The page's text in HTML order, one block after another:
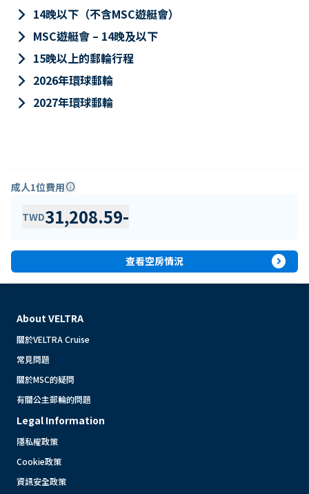
keyboard_arrow_right 14晚以下（不含MSC遊艇會）
keyboard_arrow_right MSC遊艇會 – 14晚及以下
keyboard_arrow_right 15晚以上的郵輪行程
keyboard_arrow_right 2026年環球郵輪
keyboard_arrow_right 2027年環球郵輪
成人1位費用info
TWD31,208.59-
查看空房情況 expand_circle_right
About VELTRA
關於VELTRA Cruise
常見問題
關於MSC的疑問
有關公主郵輪的問題
Legal Information
隱私權政策
Cookie政策
資訊安全政策